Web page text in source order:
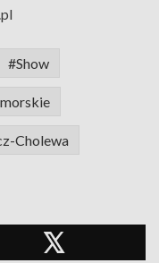
#Show
Cholewa